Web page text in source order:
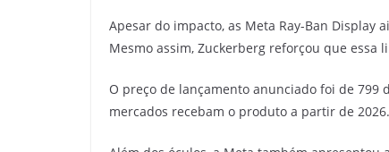
Apesar do impacto, as Meta Ray-Ban Display
Mesmo assim, Zuckerberg reforçou que
O preço de lançamento anunciado foi de 799
mercados recebam o produto a partir de 2026.